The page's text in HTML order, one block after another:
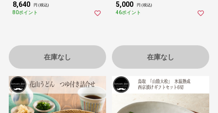
8,640 円 (税込)
80ポイント
在庫なし
5,000 円 (税込)
46ポイント
在庫なし